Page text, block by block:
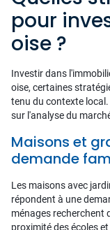
pour
oise ?
Investir dans
oise, certaines
tenu du contexte
sur l'analyse du
Maisons et
demande
Les maisons avec
répondent à une
ménages recherchent
proximité des écoles